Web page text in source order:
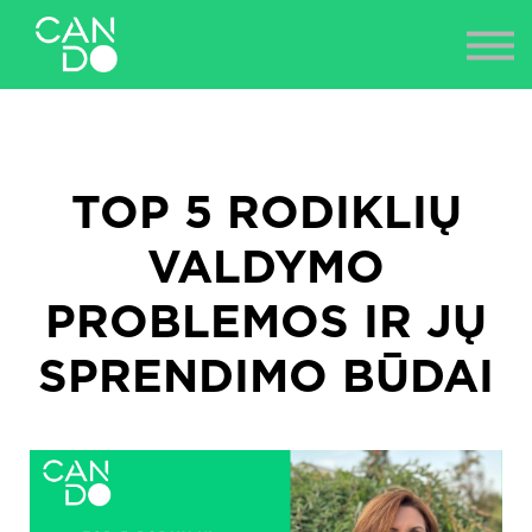
TOP 5 RODIKLIŲ
VALDYMO
PROBLEMOS IR JŲ
SPRENDIMO BŪDAI